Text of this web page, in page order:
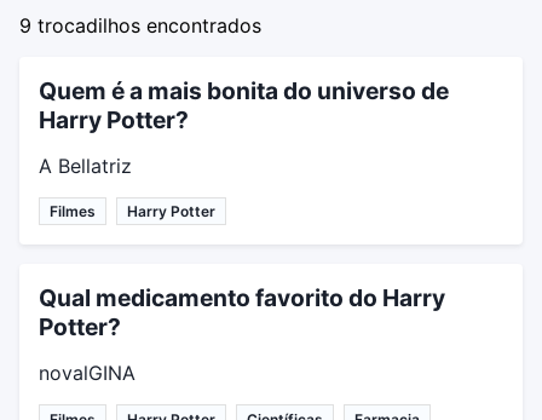
9 trocadilhos encontrados
Quem é a mais bonita do universo de
Harry Potter?
A Bellatriz
Filmes Harry Potter
Qual medicamento favorito do Harry
Potter?
novalGINA